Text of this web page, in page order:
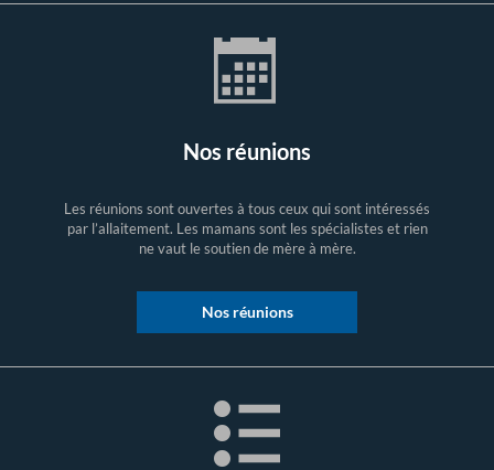
Nos réunions
Les réunions sont ouvertes à tous ceux qui sont intéressés
par l’allaitement. Les mamans sont les spécialistes et rien
ne vaut le soutien de mère à mère.
Nos réunions